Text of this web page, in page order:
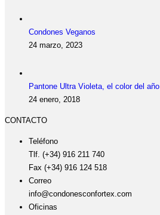
Condones Veganos
24 marzo, 2023
Pantone Ultra Violeta, el color del año
24 enero, 2018
CONTACTO
Teléfono
Tlf. (+34) 916 211 740
Fax (+34) 916 124 518
Correo
info@condonesconfortex.com
Oficinas